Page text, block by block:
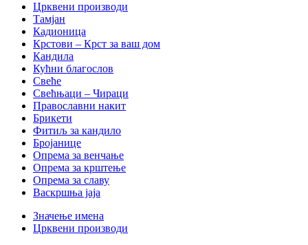
Црквени производи
Тамјан
Кадионица
Крстови – Крст за ваш дом
Кандила
Кућни благослов
Свеће
Свећњаци – Чираци
Православни накит
Брикети
Фитиљ за кандило
Бројанице
Опрема за венчање
Опрема за крштење
Опрема за славу
Васкршња јаја
Значење имена
Црквени производи